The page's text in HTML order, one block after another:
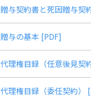
贈与契約書と死因贈与契
贈与の基本 [PDF]
代理権目録（任意後見契
代理権目録（委任契約）